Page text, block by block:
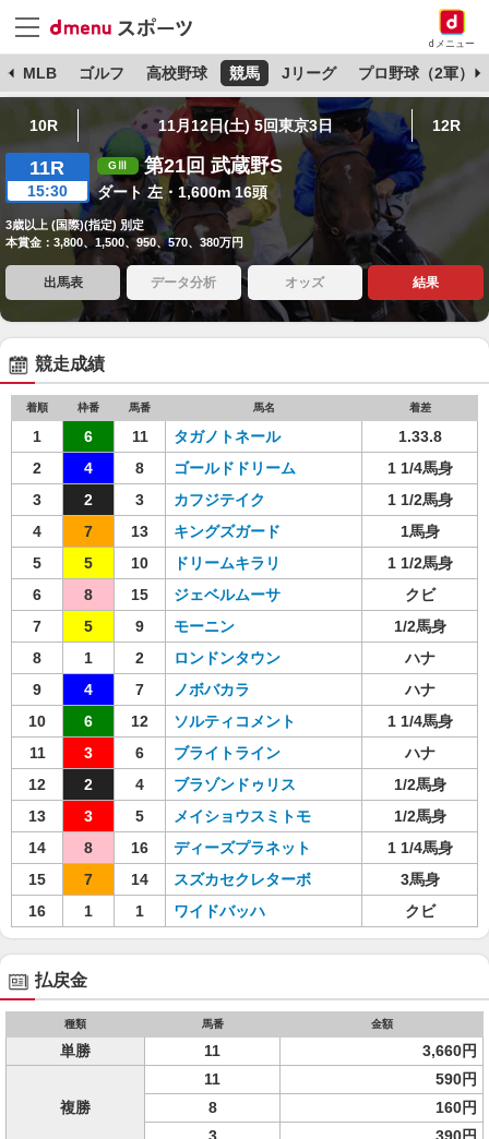
dメニュー
MLB ゴルフ 高校野球 競馬 Jリーグ プロ野球（2軍）
10R 11月12日(土) 5回東京3日 12R
11R
15:30
第21回 武蔵野S
ダート 左・1,600m 16頭
3歳以上 (国際)(指定) 別定
本賞金：3,800、1,500、950、570、380万円
出馬表 データ分析 オッズ 結果
競走成績
着順 枠番 馬番 馬名 着差
1 6 11 タガノトネール
1.33.8
2
4 8 ゴールドドリーム
1 1/4馬身
3
2 3 カフジテイク
1 1/2馬身
4
7 13 キングズガード
1馬身
5
5 10 ドリームキラリ
1 1/2馬身
6
8 15 ジェベルムーサ
クビ
7
5 9 モーニン
1/2馬身
8
1 2 ロンドンタウン
ハナ
9
4 7 ノボバカラ
ハナ
10
6 12 ソルティコメント
1 1/4馬身
11
3 6 ブライトライン
ハナ
12
2 4 ブラゾンドゥリス
1/2馬身
13
3 5 メイショウスミトモ
1/2馬身
14
8 16 ディーズプラネット
1 1/4馬身
15
7 14 スズカセクレターボ
3馬身
16
1 1 ワイドバッハ クビ
払戻金
種類 馬番 金額
単勝 11 3,660円
複勝
11
590円
8
160円